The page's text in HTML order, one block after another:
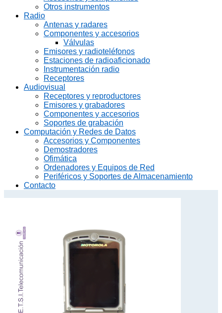
Otros instrumentos
Radio
Antenas y radares
Componentes y accesorios
Válvulas
Emisores y radioteléfonos
Estaciones de radioaficionado
Instrumentación radio
Receptores
Audiovisual
Receptores y reproductores
Emisores y grabadores
Componentes y accesorios
Soportes de grabación
Computación y Redes de Datos
Accesorios y Componentes
Demostradores
Ofimática
Ordenadores y Equipos de Red
Periféricos y Soportes de Almacenamiento
Contacto